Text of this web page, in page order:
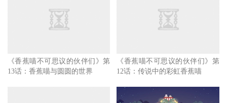
《香蕉喵不可思议的伙伴们》第
13话：香蕉喵与圆圆的世界
《香蕉喵不可思议的伙伴们》第
12话：传说中的彩虹香蕉喵